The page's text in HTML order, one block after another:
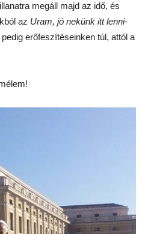
megáll majd az idő, és
az Uram, jó nekünk itt lenni-
erőfeszítéseinken túl, attól a